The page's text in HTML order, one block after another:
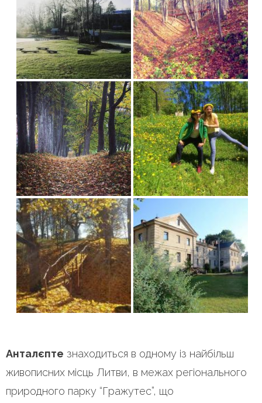
Анталєпте знаходиться в одному із найбільш
живописних місць Литви, в межах регіонального
природного парку “Гражутес”, що